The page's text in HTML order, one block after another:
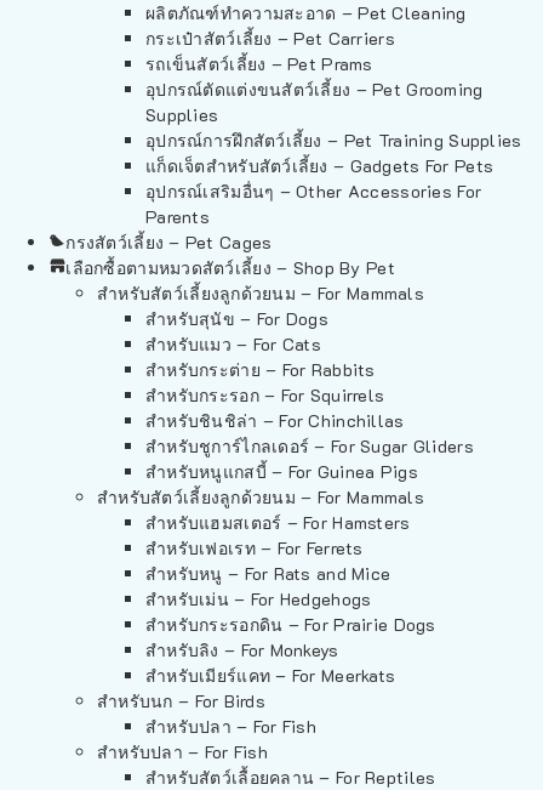
ผลิตภัณฑ์ทำความสะอาด – Pet Cleaning
กระเป๋าสัตว์เลี้ยง – Pet Carriers
รถเข็นสัตว์เลี้ยง – Pet Prams
อุปกรณ์ตัดแต่งขนสัตว์เลี้ยง – Pet Grooming
Supplies
อุปกรณ์การฝึกสัตว์เลี้ยง – Pet Training Supplies
แก็ดเจ็ตสำหรับสัตว์เลี้ยง – Gadgets For Pets
อุปกรณ์เสริมอื่นๆ – Other Accessories For
Parents
กรงสัตว์เลี้ยง – Pet Cages
เลือกซื้อตามหมวดสัตว์เลี้ยง – Shop By Pet
สำหรับสัตว์เลี้ยงลูกด้วยนม – For Mammals
สำหรับสุนัข – For Dogs
สำหรับแมว – For Cats
สำหรับกระต่าย – For Rabbits
สำหรับกระรอก – For Squirrels
สำหรับชินชิล่า – For Chinchillas
สำหรับชูการ์ไกลเดอร์ – For Sugar Gliders
สำหรับหนูแกสบี้ – For Guinea Pigs
สำหรับสัตว์เลี้ยงลูกด้วยนม – For Mammals
สำหรับแฮมสเตอร์ – For Hamsters
สำหรับเฟอเรท – For Ferrets
สำหรับหนู – For Rats and Mice
สำหรับเม่น – For Hedgehogs
สำหรับกระรอกดิน – For Prairie Dogs
สำหรับลิง – For Monkeys
สำหรับเมียร์แคท – For Meerkats
สำหรับนก – For Birds
สำหรับปลา – For Fish
สำหรับปลา – For Fish
สำหรับสัตว์เลื้อยคลาน – For Reptiles